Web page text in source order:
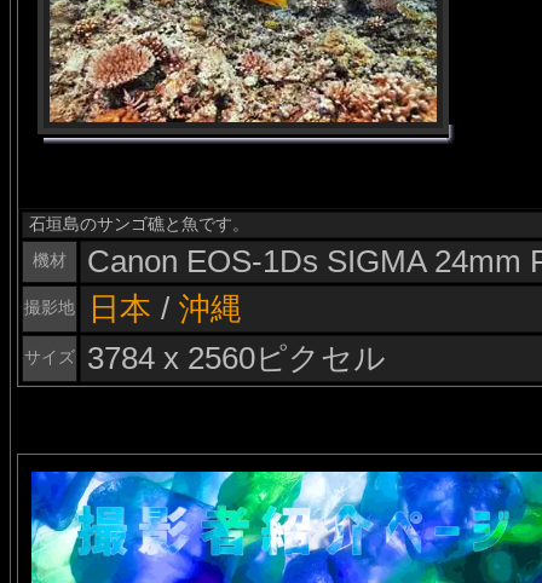
石垣島のサンゴ礁と魚です。
機材
Canon EOS-1Ds SIGMA 24mm
撮影地 日本 / 沖縄
サイズ 3784 x 2560ピクセル